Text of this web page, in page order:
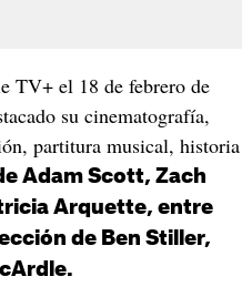
TV+ el 18 de febrero de
su cinematografía,
partitura musical, historia
Adam Scott, Zach
Arquette, entre
de Ben Stiller,